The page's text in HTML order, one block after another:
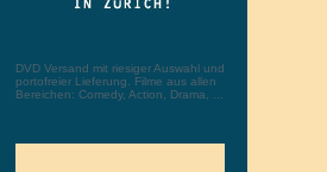
DVD Versand mit riesiger Auswahl und
portofreier Lieferung. Filme aus allen
Bereichen: Comedy, Action, Drama, ...